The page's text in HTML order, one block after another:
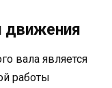
движения
вала является
работы